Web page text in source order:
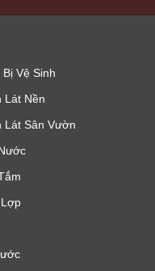
Vệ Sinh
Lát Nền
Lát Sân Vườn